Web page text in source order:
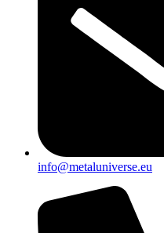
info@metaluniverse.eu